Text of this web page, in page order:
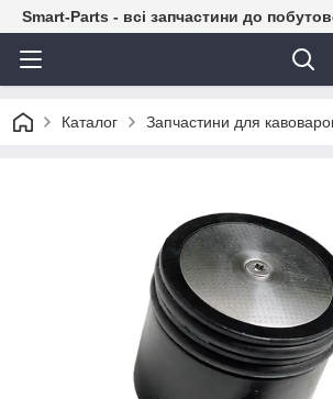
Smart-Parts - всі запчастини до
Каталог Запчастини для